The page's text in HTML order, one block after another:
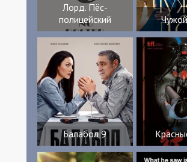
Лорд. Пёс-
полицейский
Балабол 9